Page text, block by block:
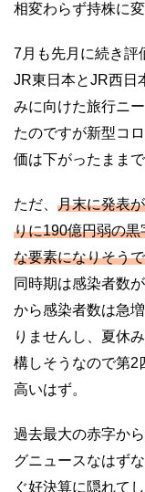
相変わらず持株に変
7月も先月に続き評
JR東日本とJR西日
みに向けた旅行ニ
たのですが新型コ
価は下がったままで
ただ、 月末に発表
りに190億円弱の
な要素になりそう
同時期は感染者数
から感染者数は急
りませんし、夏休
構しそうなので第2
高いはず。
過去最大の赤字か
グニュースなはず
ぐ好決算に隠れて